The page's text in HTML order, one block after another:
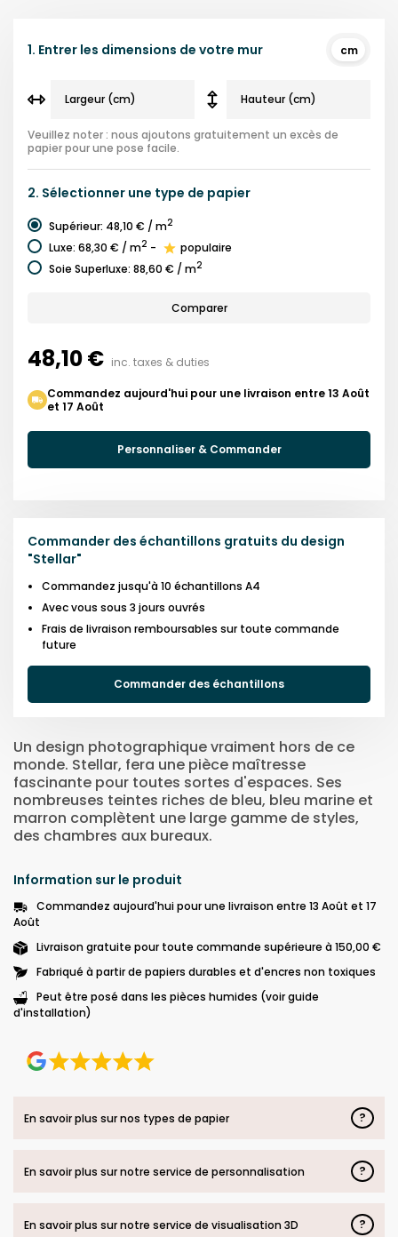
1. Entrer les dimensions de votre mur cm
Veuillez noter : nous ajoutons gratuitement un excès de
papier pour une pose facile.
2. Sélectionner une type de papier
Supérieur: 48,10 € / m2
Luxe: 68,30 € / m2 -
populaire
Soie Superluxe: 88,60 € / m2
Comparer
48,10 € inc. taxes & duties
Commandez aujourd'hui pour une livraison entre 13 Août
et 17 Août
Personnaliser & Commander
Commander des échantillons gratuits du design
"Stellar"
Commandez jusqu'à 10 échantillons A4
Avec vous sous 3 jours ouvrés
Frais de livraison remboursables sur toute commande
future
Commander des échantillons
Un design photographique vraiment hors de ce
monde. Stellar, fera une pièce maîtresse
fascinante pour toutes sortes d'espaces. Ses
nombreuses teintes riches de bleu, bleu marine et
marron complètent une large gamme de styles,
des chambres aux bureaux.
Information sur le produit
Commandez aujourd'hui pour une livraison entre 13 Août et 17
Août
Livraison gratuite pour toute commande supérieure à 150,00 €
Fabriqué à partir de papiers durables et d'encres non toxiques
Peut être posé dans les pièces humides (voir guide
d'installation)
En savoir plus sur nos types de papier ?
En savoir plus sur notre service de personnalisation ?
En savoir plus sur notre service de visualisation 3D ?